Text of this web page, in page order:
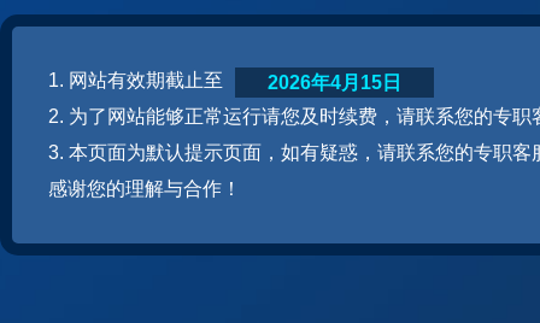
1. 网站有效期截止至
2. 为了网站能够正常运行请您及时续费，请联系您的专职
3. 本页面为默认提示页面，如有疑惑，请联系您的专职客
感谢您的理解与合作！
2026年4月15日